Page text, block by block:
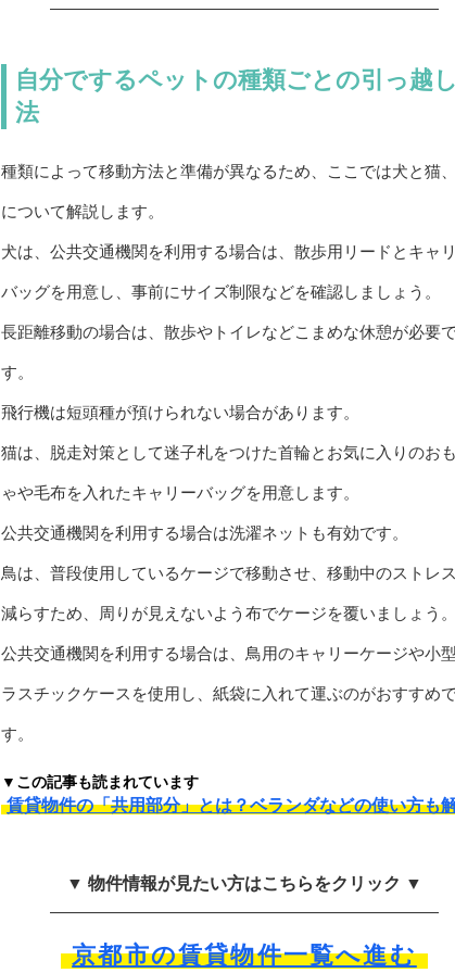
自分でするペットの種類ごとの引っ越
法
種類によって移動方法と準備が異なるため、ここでは犬と猫
について解説します。
犬は、公共交通機関を利用する場合は、散歩用リードとキャ
バッグを用意し、事前にサイズ制限などを確認しましょう。
長距離移動の場合は、散歩やトイレなどこまめな休憩が必要
す。
飛行機は短頭種が預けられない場合があります。
猫は、脱走対策として迷子札をつけた首輪とお気に入りのお
ゃや毛布を入れたキャリーバッグを用意します。
公共交通機関を利用する場合は洗濯ネットも有効です。
鳥は、普段使用しているケージで移動させ、移動中のストレ
減らすため、周りが見えないよう布でケージを覆いましょう。
公共交通機関を利用する場合は、鳥用のキャリーケージや小
ラスチックケースを使用し、紙袋に入れて運ぶのがおすすめ
す。
▼この記事も読まれています
賃貸物件の「共用部分」とは？ベランダなどの使い方も
▼ 物件情報が見たい方はこちらをクリック ▼
京都市の賃貸物件一覧へ進む